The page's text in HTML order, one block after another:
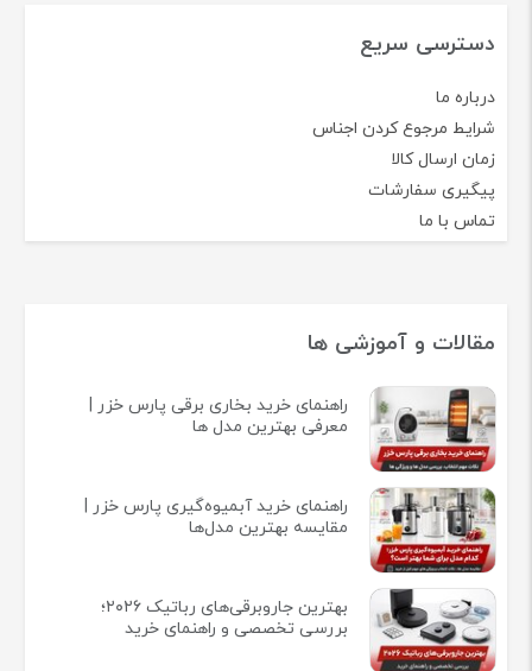
دسترسی سریع
درباره ما
شرایط مرجوع کردن اجناس
زمان ارسال کالا
پیگیری سفارشات
تماس با ما
مقالات و آموزشی ها
راهنمای خرید بخاری برقی پارس خزر |
معرفی بهترین مدل ها
راهنمای خرید آبمیوه‌گیری پارس خزر |
مقایسه بهترین مدل‌ها
بهترین جاروبرقی‌های رباتیک ۲۰۲۶؛
بررسی تخصصی و راهنمای خرید